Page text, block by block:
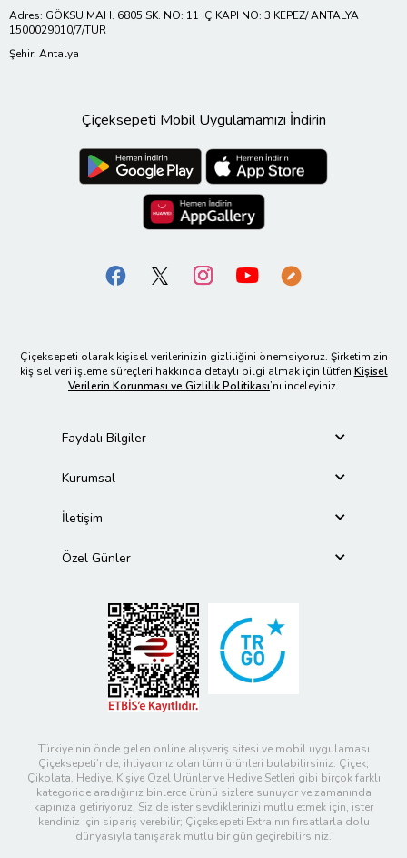
Adres: GÖKSU MAH. 6805 SK. NO: 11 İÇ KAPI NO: 3 KEPEZ/ ANTALYA
1500029010/7/TUR
Şehir: Antalya
Çiçeksepeti Mobil Uygulamamızı İndirin
Çiçeksepeti olarak kişisel verilerinizin gizliliğini önemsiyoruz. Şirketimizin
kişisel veri işleme süreçleri hakkında detaylı bilgi almak için lütfen Kişisel
Verilerin Korunması ve Gizlilik Politikası’nı inceleyiniz.
Faydalı Bilgiler
Kurumsal
İletişim
Özel Günler
Türkiye’nin önde gelen online alışveriş sitesi ve mobil uygulaması
Çiçeksepeti’nde, ihtiyacınız olan tüm ürünleri bulabilirsiniz. Çiçek,
Çikolata, Hediye, Kişiye Özel Ürünler ve Hediye Setleri gibi birçok farklı
kategoride aradığınız binlerce ürünü sizlere sunuyor ve zamanında
kapınıza getiriyoruz! Siz de ister sevdiklerinizi mutlu etmek için, ister
kendiniz için sipariş verebilir; Çiçeksepeti Extra’nın fırsatlarla dolu
dünyasıyla tanışarak mutlu bir gün geçirebilirsiniz.